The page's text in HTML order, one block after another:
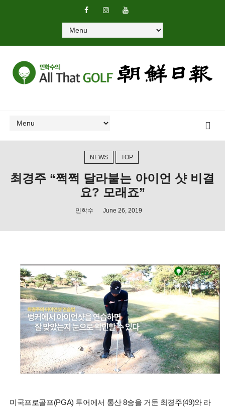
NEWS TOP
최경주 “쩍쩍 달라붙는 아이언 샷 비결
요? 모래죠”
민학수 June 26, 2019
미국프로골프(PGA) 투어에서 통산 8승을 거둔 최경주(49)와 라